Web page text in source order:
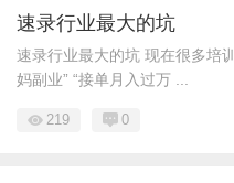
速录行业最大的坑
速录行业最大的坑 现在很多培
妈副业” “接单月入过万 ...
219 0